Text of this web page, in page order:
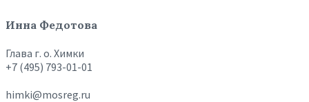
Инна Федотова
Глава г. о. Химки
+7 (495) 793-01-01
himki@mosreg.ru